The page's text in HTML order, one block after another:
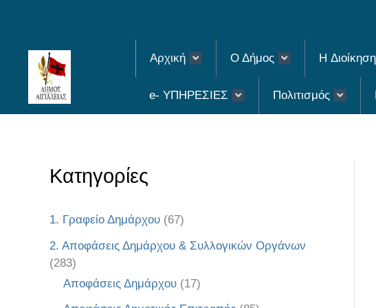
content
Αρχική Ο Δήμος H Διοίκηση
e- ΥΠΗΡΕΣΙΕΣ Πολιτισμός
Κατηγορίες
1. Γραφείο Δημάρχου (67)
2. Αποφάσεις Δημάρχου & Συλλογικών Οργάνων
(283)
Αποφάσεις Δημάρχου (17)